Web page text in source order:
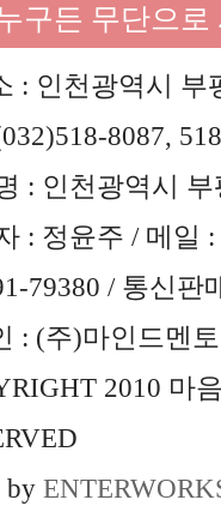
구든 무단으
: 인천광역시 부
8087,
: 인천광역시
: 정윤주 / 메일 :
79380 / 통신판
: (주)마인드멘토
2010 마
by